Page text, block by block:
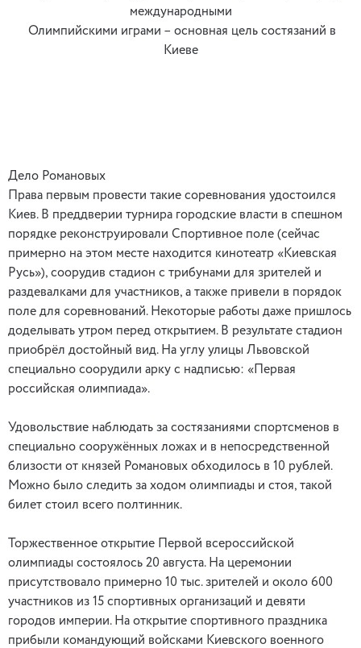
международными
Олимпийскими играми – основная цель состязаний в
Киеве
Дело Романовых
Права первым провести такие соревнования удостоился
Киев. В преддверии турнира городские власти в спешном
порядке реконструировали Спортивное поле (сейчас
примерно на этом месте находится кинотеатр «Киевская
Русь»), соорудив стадион с трибунами для зрителей и
раздевалками для участников, а также привели в порядок
поле для соревнований. Некоторые работы даже пришлось
доделывать утром перед открытием. В результате стадион
приобрёл достойный вид. На углу улицы Львовской
специально соорудили арку с надписью: «Первая
российская олимпиада».
Удовольствие наблюдать за состязаниями спортсменов в
специально сооружённых ложах и в непосредственной
близости от князей Романовых обходилось в 10 рублей.
Можно было следить за ходом олимпиады и стоя, такой
билет стоил всего полтинник.
Торжественное открытие Первой всероссийской
олимпиады состоялось 20 августа. На церемонии
присутствовало примерно 10 тыс. зрителей и около 600
участников из 15 спортивных организаций и девяти
городов империи. На открытие спортивного праздника
прибыли командующий войсками Киевского военного